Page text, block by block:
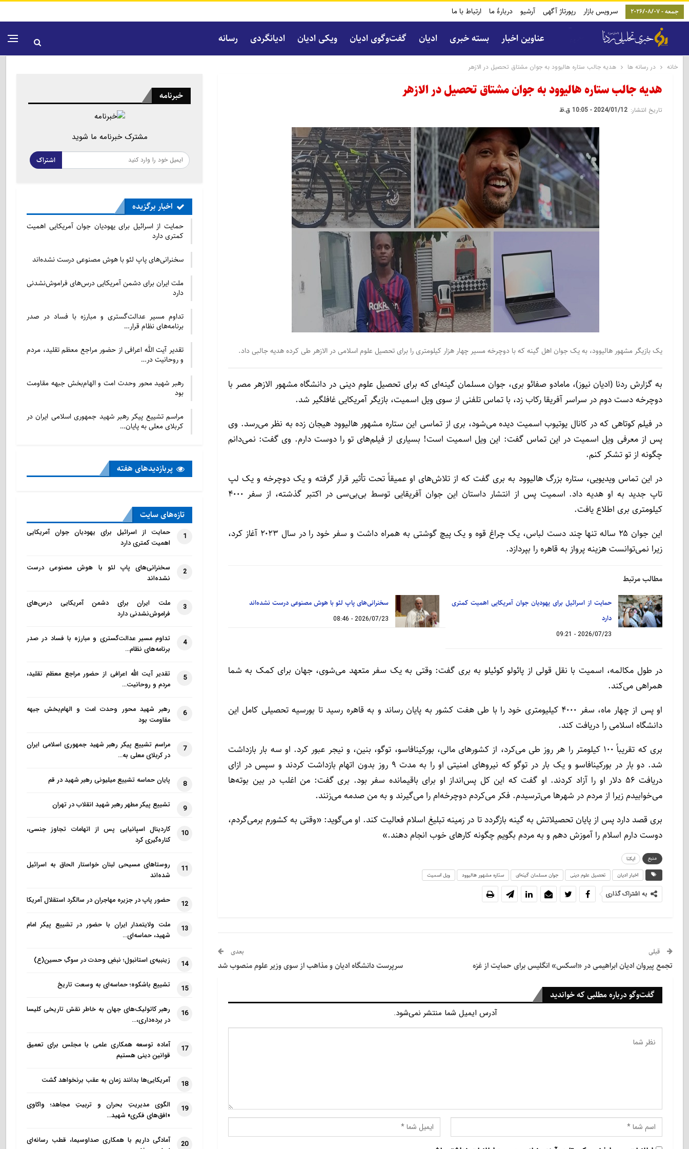
جمعه - 2026/08/07 سرویس بازار رپورتاژ آگهی آرشیو دربارۀ ما ارتباط با ما
عناوین اخبار بسته خبری ادیان گفت‌و‌گوی ادیان ویکی ادیان ادیانگردی رسانه
خانه در رسانه ها هدیه جالب ستاره هالیوود به جوان مشتاق تحصیل در الازهر
هدیه جالب ستاره هالیوود به جوان مشتاق تحصیل در الازهر
تاریخ انتشار: 2024/01/12 - 10:05 ق.ظ
یک بازیگر مشهور هالیوود، به یک جوان اهل گینه که با دوچرخه مسیر چهار هزار کیلومتری را برای تحصیل علوم اسلامی در الازهر طی کرده هدیه جالبی داد.
به گزارش ردنا (ادیان نیوز)، مامادو صفائو بری، جوان مسلمان گینه‌ای که برای تحصیل علوم دینی در دانشگاه مشهور الازهر مصر با
دوچرخه دست دوم در سراسر آفریقا رکاب زد، با تماس تلفنی از سوی ویل اسمیت، بازیگر آمریکایی غافلگیر شد.
در فیلم کوتاهی که در کانال یوتیوب اسمیت دیده می‌شود، بری از تماسی این ستاره مشهور هالیوود هیجان زده به نظر می‌رسد. وی
پس از معرفی ویل اسمیت در این تماس گفت: این ویل اسمیت است! بسیاری از فیلم‌های تو را دوست دارم. وی گفت: نمی‌دانم
چگونه از تو تشکر کنم.
در این تماس ویدیویی، ستاره بزرگ هالیوود به بری گفت که از تلاش‌های او عمیقاً تحت تأثیر قرار گرفته و یک دوچرخه و یک لپ
تاپ جدید به او هدیه داد. اسمیت پس از انتشار داستان این جوان آفریقایی توسط بی‌بی‌سی در اکتبر گذشته، از سفر ۴۰۰۰
کیلومتری بری اطلاع یافت.
این جوان ۲۵ ساله تنها چند دست لباس، یک چراغ قوه و یک پیچ گوشتی به همراه داشت و سفر خود را در سال ۲۰۲۳ آغاز کرد،
زیرا نمی‌توانست هزینه پرواز به قاهره را بپردازد.
مطالب مرتبط
حمایت از اسرائیل برای یهودیان جوان آمریکایی اهمیت کمتری
دارد
2026/07/23 - 09:21
سخنرانی‌های پاپ لئو با هوش مصنوعی درست نشده‌اند
2026/07/23 - 08:46
در طول مکالمه، اسمیت با نقل قولی از پائولو کوئیلو به بری گفت: وقتی به یک سفر متعهد می‌شوی، جهان برای کمک به شما
همراهی می‌کند.
او پس از چهار ماه، سفر ۴۰۰۰ کیلیومتری خود را با طی هفت کشور به پایان رساند و به قاهره رسید تا بورسیه تحصیلی کامل این
دانشگاه اسلامی را دریافت کند.
بری که تقریباً ۱۰۰ کیلومتر را هر روز طی می‌کرد، از کشورهای مالی، بورکینافاسو، توگو، بنین، و نیجر عبور کرد. او سه بار بازداشت
شد. دو بار در بورکینافاسو و یک بار در توگو که نیروهای امنیتی او را به مدت ۹ روز بدون اتهام بازداشت کردند و سپس در ازای
دریافت ۵۶ دلار او را آزاد کردند. او گفت که این کل پس‌انداز او برای باقیمانده سفر بود. بری گفت: من اغلب در بین بوته‌ها
می‌خوابیدم زیرا از مردم در شهرها می‌ترسیدم. فکر می‌کردم دوچرخه‌ام را می‌گیرند و به من صدمه می‌زنند.
بری قصد دارد پس از پایان تحصیلاتش به گینه بازگردد تا در زمینه تبلیغ اسلام فعالیت کند. او می‌گوید: «وقتی به کشورم برمی‌گردم،
دوست دارم اسلام را آموزش دهم و به مردم بگویم چگونه کارهای خوب انجام دهند.»
منبع
ایکنا
اخبار ادیان
تحصیل علوم دینی جوان مسلمان گینه‌ای ستاره مشهور هالیوود ویل اسمیت
به اشتراک گذاری
قبلی
تجمع پیروان ادیان ابراهیمی در «اسکس» انگلیس برای حمایت از غزه
بعدی
سرپرست دانشگاه ادیان و مذاهب از سوی وزیر علوم منصوب شد
گفت‌وگو درباره مطلبی که خواندید
آدرس ایمیل شما منتشر نمی‌شود.
خبرنامه
مشترک خبرنامه ما شوید
اشتراک
اخبار برگزیده
حمایت از اسرائیل برای یهودیان جوان آمریکایی اهمیت
کمتری دارد
سخنرانی‌های پاپ لئو با هوش مصنوعی درست نشده‌اند
ملت ایران برای دشمن آمریکایی درس‌های فراموش‌نشدنی
دارد
تداوم مسیر عدالت‌گستری و مبارزه با فساد در صدر
برنامه‌های نظام قرار…
تقدیر آیت الله اعرافی از حضور مراجع معظم تقلید، مردم
و روحانیت در…
رهبر شهید محور وحدت امت و الهام‌بخش جبهه مقاومت
بود
مراسم تشییع پیکر رهبر شهید جمهوری اسلامی ایران در
کربلای معلی به پایان…
پربازدید‌های هفته
تازه‌‌های سایت
1
حمایت از اسرائیل برای یهودیان جوان آمریکایی
اهمیت کمتری دارد
2
سخنرانی‌های پاپ لئو با هوش مصنوعی درست
نشده‌اند
3
ملت ایران برای دشمن آمریکایی درس‌های
فراموش‌نشدنی دارد
4
تداوم مسیر عدالت‌گستری و مبارزه با فساد در صدر
برنامه‌های نظام…
5
تقدیر آیت الله اعرافی از حضور مراجع معظم تقلید،
مردم و روحانیت…
6
رهبر شهید محور وحدت امت و الهام‌بخش جبهه
مقاومت بود
7
مراسم تشییع پیکر رهبر شهید جمهوری اسلامی ایران
در کربلای معلی به…
8 پایان حماسه تشییع میلیونی رهبر شهید در قم
9 تشییع پیکر مطهر رهبر شهید انقلاب در تهران
10
کاردینال اسپانیایی پس از اتهامات تجاوز جنسی،
کناره‌گیری کرد
11
روستاهای مسیحی لبنان خواستار الحاق به اسرائیل
شده‌اند
12 حضور پاپ در جزیره مهاجران در سالگرد استقلال آمریکا
13
ملت ولایتمدار ایران با حضور در تشییع پیکر امام
شهید، حماسه‌ای…
14 زینبیه‌ی استانبول؛ نبضِ وحدت در سوگِ حسین(ع)
15 تشییع باشکوه؛ حماسه‌ای به وسعت تاریخ
16
رهبر کاتولیک‌های جهان به خاطر نقش تاریخی کلیسا
در برده‌داری،…
17
آماده توسعه همکاری علمی با مجلس برای تعمیق
قوانین دینی هستیم
18 آمریکایی‌ها بدانند زمان به عقب برنخواهد گشت
19
الگوی مدیریتِ بحران و تربیتِ مجاهد؛ واکاوی
«افق‌های فکری» شهید…
20
آمادگی داریم با همکاری صداوسیما، قطب رسانه‌ای